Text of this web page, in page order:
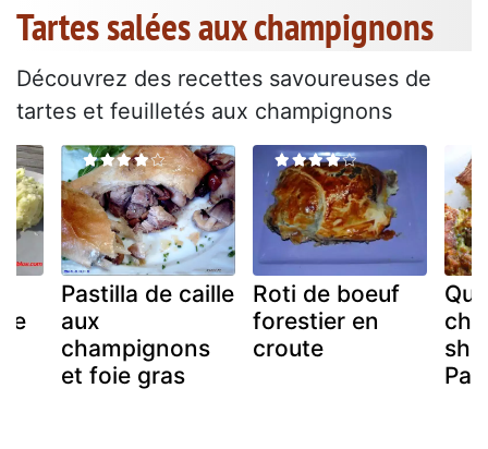
Tartes salées aux champignons
Découvrez des recettes savoureuses de
tartes et feuilletés aux champignons
Pastilla de caille
aux
champignons
et foie gras
Roti de boeuf
forestier en
croute